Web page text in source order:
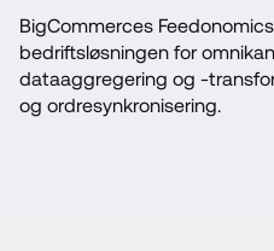
BigCommerces
bedriftsløsningen for
dataaggregering og -
og ordresynkronisering.